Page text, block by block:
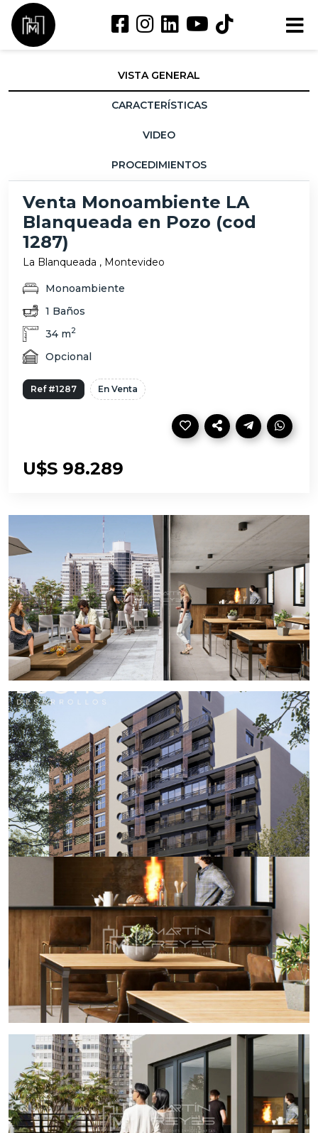
VISTA GENERAL
CARACTERÍSTICAS
VIDEO
PROCEDIMIENTOS
Venta Monoambiente LA
Blanqueada en Pozo (cod
1287)
La Blanqueada , Montevideo
Monoambiente
1 Baños
34 m2
Opcional
Ref #1287 En Venta
U$S 98.289